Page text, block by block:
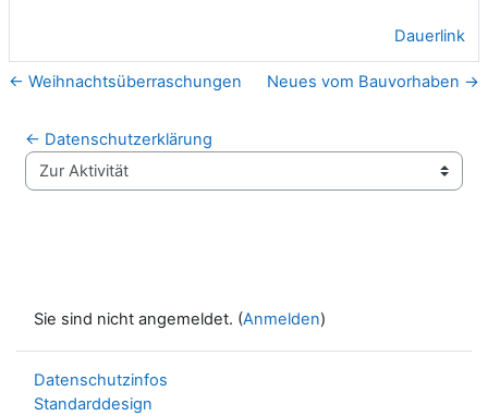
Dauerlink
← Weihnachtsüberraschungen Neues vom Bauvorhaben →
← Datenschutzerklärung
Zur Aktivität
Sie sind nicht angemeldet. (Anmelden)
Datenschutzinfos
Standarddesign